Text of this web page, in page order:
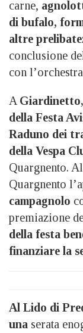
carne,
di bufalo,
altre
conclusione
con l’orchestra
A Giardinetto,
della Festa
Raduno dei
della Vespa
Quargnento.
Quargnento
campagnolo
premiazione
della festa
finanziare la
Al Lido di
una serata